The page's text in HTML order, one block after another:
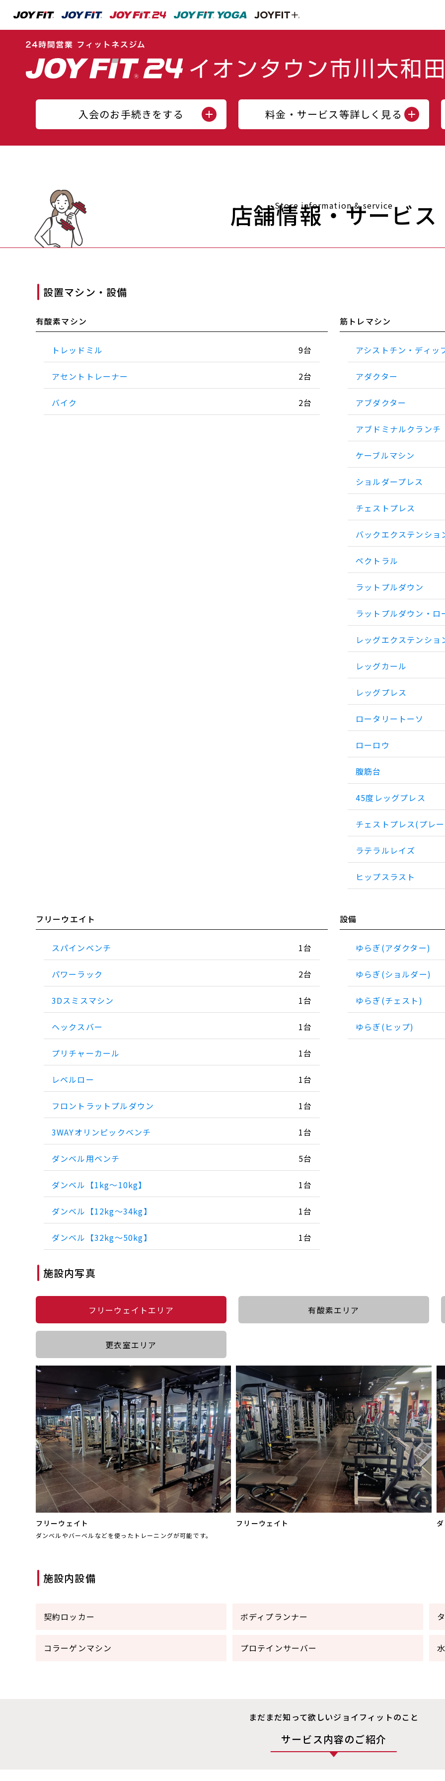
入会のお手続きをする 料金・サービス等詳しく見る
Store information & service
店舗情報・サービス
設置マシン・設備
有酸素マシン
トレッドミル 9台
アセントトレーナー 2台
バイク 2台
筋トレマシン
アシストチン・ディッ
アダクター
アブダクター
アブドミナルクランチ
ケーブルマシン
ショルダープレス
チェストプレス
バックエクステンショ
ペクトラル
ラットプルダウン
ラットプルダウン・ロ
レッグエクステンショ
レッグカール
レッグプレス
ロータリートーソ
ローロウ
腹筋台
45度レッグプレス
チェストプレス(プレ
ラテラルレイズ
ヒップスラスト
フリーウエイト
スパインベンチ 1台
パワーラック 2台
3Dスミスマシン 1台
ヘックスバー 1台
プリチャーカール 1台
レベルロー 1台
フロントラットプルダウン 1台
3WAYオリンピックベンチ 1台
ダンベル用ベンチ 5台
ダンベル【1kg～10kg】 1台
ダンベル【12kg～34kg】 1台
ダンベル【32kg～50kg】 1台
設備
ゆらぎ(アダクター)
ゆらぎ(ショルダー)
ゆらぎ(チェスト)
ゆらぎ(ヒップ)
施設内写真
フリーウェイトエリア 有酸素エリア
更衣室エリア
フリーウェイト
ダンベルやバーベルなどを使ったトレーニングが可能です。
フリーウェイト
施設内設備
契約ロッカー ボディプランナー
コラーゲンマシン プロテインサーバー
まだまだ知って欲しいジョイフィットのこと
サービス内容のご紹介